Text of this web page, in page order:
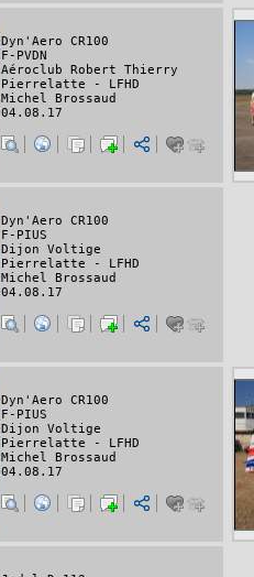
Dyn'Aero CR100
F-PVDN
Aéroclub Robert Thierry
Pierrelatte - LFHD
Michel Brossaud
04.08.17
Dyn'Aero CR100
F-PIUS
Dijon Voltige
Pierrelatte - LFHD
Michel Brossaud
04.08.17
Dyn'Aero CR100
F-PIUS
Dijon Voltige
Pierrelatte - LFHD
Michel Brossaud
04.08.17